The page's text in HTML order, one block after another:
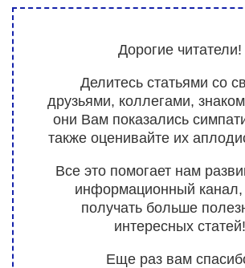
Дорогие читатели!
Делитесь статьями со
друзьями, коллегами,
они Вам показались
также оценивайте их
Все это помогает нам
информационный
получать больше
интересных статей!
Еще раз вам